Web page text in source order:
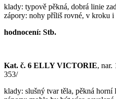
klady: typově pěkná, dobrá linie zad
zápory: nohy příliš rovné, v kroku i
hodnocení: Stb.
Kat. č. 6 ELLY VICTORIE, nar.
353/
klady: slušný tvar těla, pěkná horní